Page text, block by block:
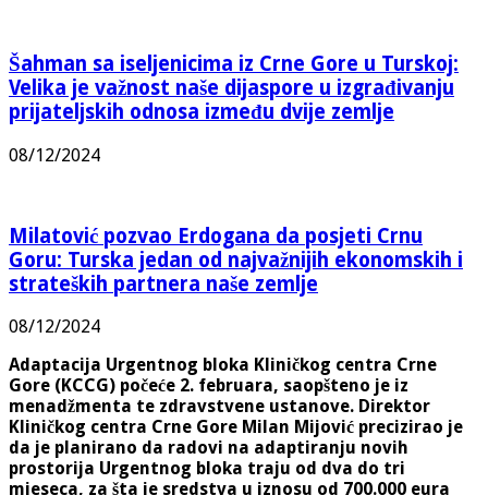
Šahman sa iseljenicima iz Crne Gore u Turskoj:
Velika je važnost naše dijaspore u izgrađivanju
prijateljskih odnosa između dvije zemlje
08/12/2024
Milatović pozvao Erdogana da posjeti Crnu
Goru: Turska jedan od najvažnijih ekonomskih i
strateških partnera naše zemlje
08/12/2024
Adaptacija Urgentnog bloka Kliničkog centra Crne
Gore (KCCG) počeće 2. februara, saopšteno je iz
menadžmenta te zdravstvene ustanove. Direktor
Kliničkog centra Crne Gore Milan Mijović precizirao je
da je planirano da radovi na adaptiranju novih
prostorija Urgentnog bloka traju od dva do tri
mjeseca, za šta je sredstva u iznosu od 700.000 eura